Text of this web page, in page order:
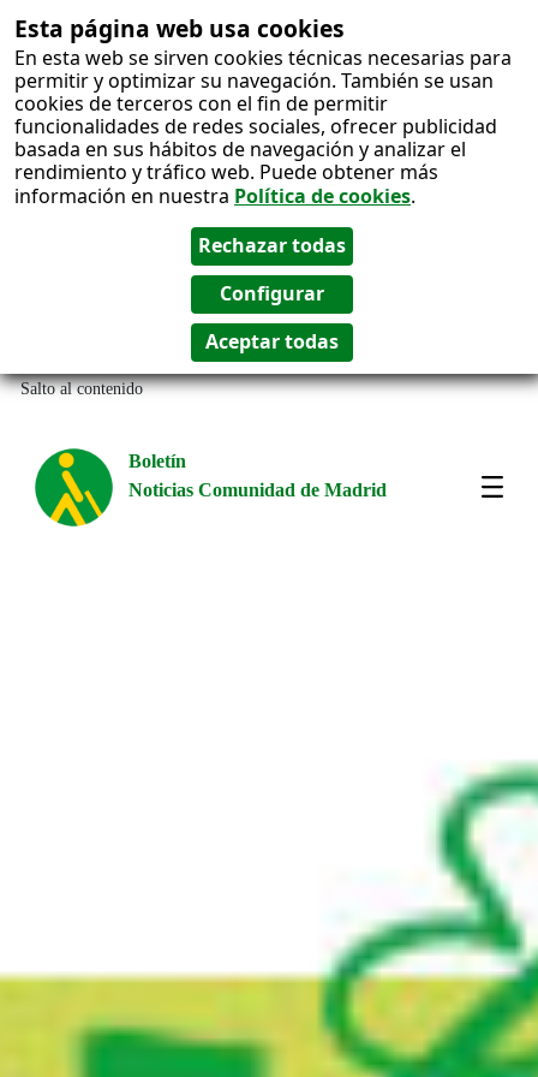
Esta página web usa cookies
En esta web se sirven cookies técnicas necesarias para
permitir y optimizar su navegación. También se usan
cookies de terceros con el fin de permitir
funcionalidades de redes sociales, ofrecer publicidad
basada en sus hábitos de navegación y analizar el
rendimiento y tráfico web. Puede obtener más
información en nuestra Política de cookies.
Salto al contenido
Boletín
Noticias Comunidad de Madrid